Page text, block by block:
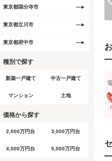
東京都国分寺市
東京都立川市
東京都府中市
種別で探す
新築一戸建て 中古一戸建て
マンション 土地
価格から探す
2,000万円台 3,000万円台
4,000万円台 5,000万円台